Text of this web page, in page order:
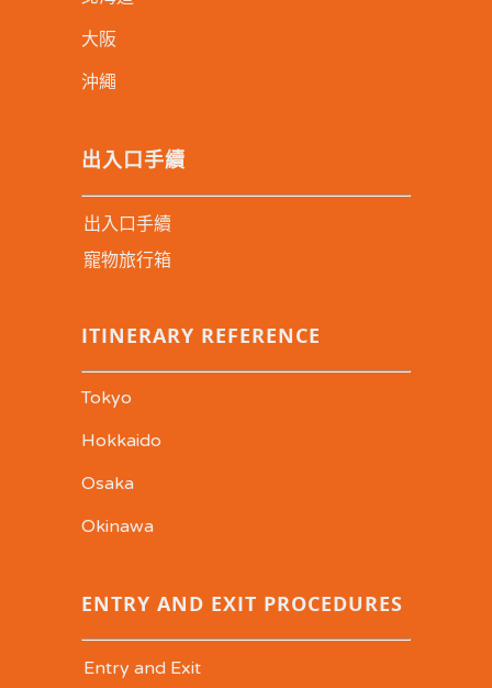
大阪
沖繩
出入口手續
出入口手續
寵物旅行箱
ITINERARY REFERENCE
Tokyo
Hokkaido
Osaka
Okinawa
ENTRY AND EXIT PROCEDURES
Entry and Exit